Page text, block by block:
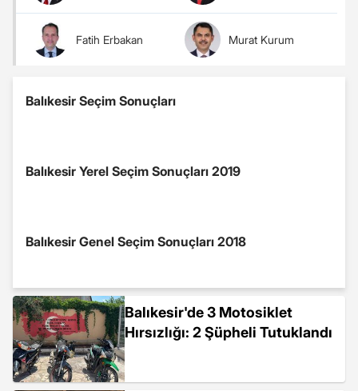
Fatih Erbakan Murat Kurum
Balıkesir Seçim Sonuçları
Balıkesir Yerel Seçim Sonuçları 2019
Balıkesir Genel Seçim Sonuçları 2018
Balıkesir'de 3 Motosiklet
Hırsızlığı: 2 Şüpheli Tutuklandı